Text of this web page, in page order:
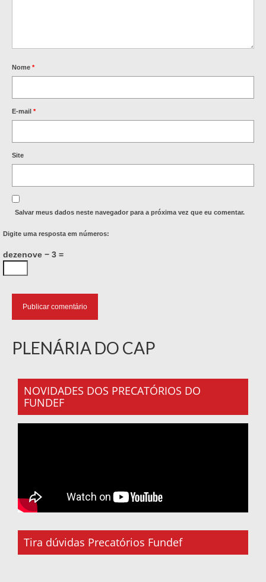
Nome *
E-mail *
Site
Salvar meus dados neste navegador para a próxima vez que eu comentar.
Digite uma resposta em números:
dezenove − 3 =
PLENÁRIA DO CAP
NOVIDADES DOS PRECATÓRIOS DO
FUNDEF
Tira dúvidas Precatórios Fundef